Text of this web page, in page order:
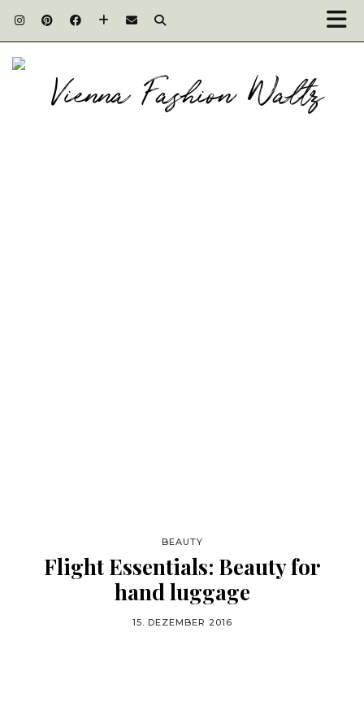
BEAUTY
Flight Essentials: Beauty for
hand luggage
15. DEZEMBER 2016